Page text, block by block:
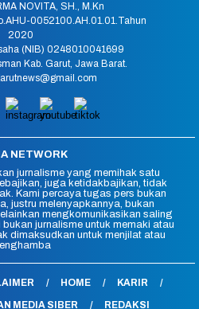
NOVITA, SH., M.Kn
0052100.AH.01.01.Tahun
2020
(NIB) 0248010041699
Kab. Garut, Jawa Barat.
NETWORK
jurnalisme yang memihak satu
juga ketidakbajikan, tidak
Kami percaya tugas pers bukan
justru melenyapkannya, bukan
mengkomunikasikan saling
jurnalisme untuk memaki atau
dimaksudkan untuk menjilat atau
HOME
KARIR
MEDIA SIBER REDAKSI